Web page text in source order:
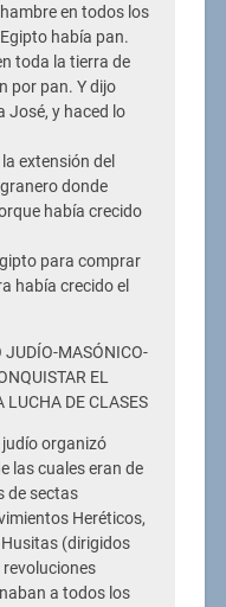
en todos los
había pan.
toda la tierra de
por pan. Y dijo
José, y haced lo
extensión del
donde
había crecido
para comprar
había crecido el
MASÓNICO-
EL
LUCHA DE CLASES
judío organizó
las cuales eran de
de sectas
Heréticos,
(dirigidos
a todos los